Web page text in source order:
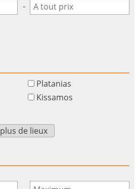
-
Platanias
Kissamos
plus de lieux